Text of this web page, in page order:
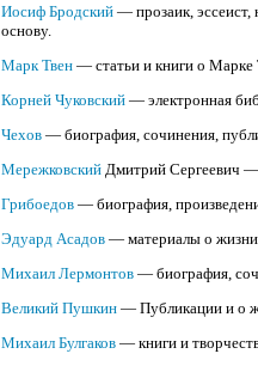
Иосиф Бродский — прозаик,
основу.
Марк Твен — статьи и книги о Марке
Корней Чуковский — электронная
Чехов — биография, сочинения,
Мережковский Дмитрий Сергеевич —
Грибоедов — биография,
Эдуард Асадов — материалы о жизни
Михаил Лермонтов — биография,
Великий Пушкин — Публикации и о
Михаил Булгаков — книги и